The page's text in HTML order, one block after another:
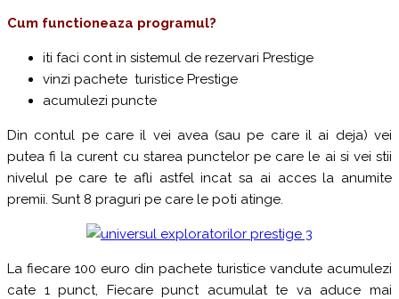
Cum functioneaza programul?
iti faci cont in sistemul de rezervari Prestige
vinzi pachete turistice Prestige
acumulezi puncte
Din contul pe care il vei avea (sau pe care il ai deja) vei
putea fi la curent cu starea punctelor pe care le ai si vei stii
nivelul pe care te afli astfel incat sa ai acces la anumite
premii. Sunt 8 praguri pe care le poti atinge.
La fiecare 100 euro din pachete turistice vandute acumulezi
cate 1 punct, Fiecare punct acumulat te va aduce mai